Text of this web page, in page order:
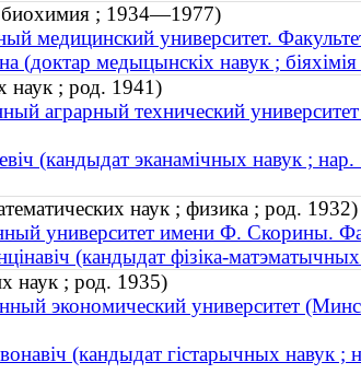
биохимия ; 1934—1977)
медицинский университет.
(доктар медыцынскіх навук ;
наук ; род. 1941)
аграрный технический
(кандыдат эканамічных навук ;
наук ; физика ; род. 1932)
университет имени Ф. Скорины.
(кандыдат фізіка-
наук ; род. 1935)
экономический университет
(кандыдат гістарычных навук ;